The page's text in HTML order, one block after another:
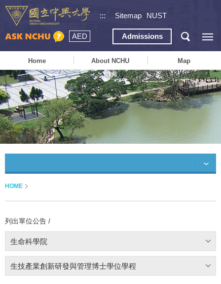
::: Sitemap NUST
AED Admissions
Home About NCHU Map
HOME
列出單位公告 /
生命科學院
生技產業創新研發與管理博士學位學程